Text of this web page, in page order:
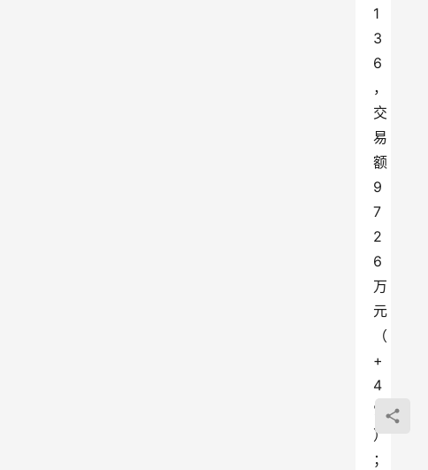
1
3
6
，
交
易
额
9
7
2
6
万
元
（
+
4
%
）
；